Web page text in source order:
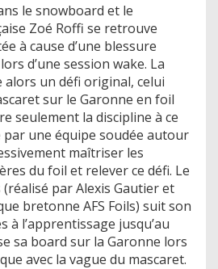
le snowboard et le
Zoé Roffi se retrouve
à cause d’une blessure
d’une session wake. La
alors un défi original, celui
sur le Garonne en foil
seulement la discipline à ce
par une équipe soudée autour
maîtriser les
du foil et relever ce défi. Le
par Alexis Gautier et
bretonne AFS Foils) suit son
à l’apprentissage jusqu’au
sa board sur la Garonne lors
avec la vague du mascaret.